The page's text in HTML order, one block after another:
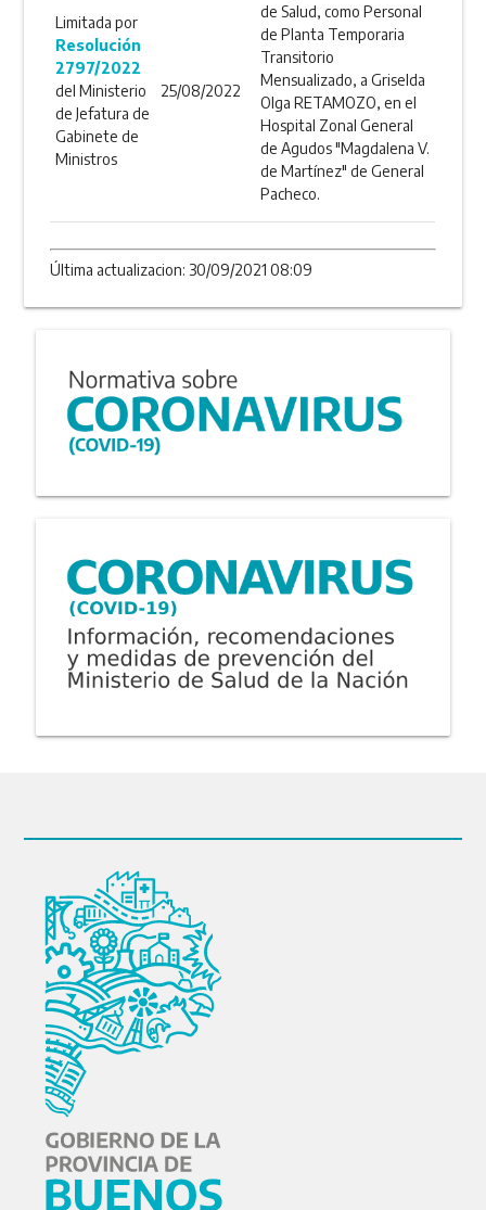
Limitada por
Resolución
2797/2022
del Ministerio
de Jefatura de
Gabinete de
Ministros
25/08/2022
de Salud, como Personal
de Planta Temporaria
Transitorio
Mensualizado, a Griselda
Olga RETAMOZO, en el
Hospital Zonal General
de Agudos "Magdalena V.
de Martínez" de General
Pacheco.
Última actualizacion: 30/09/2021 08:09